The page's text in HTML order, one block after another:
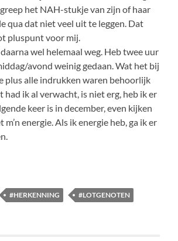
het NAH-stukje van zijn of haar
qua dat niet veel uit te leggen. Dat
pluspunt voor mij.
wel helemaal weg. Heb twee uur
avond weinig gedaan. Wat het bij
plus alle indrukken waren behoorlijk
had ik al verwacht, is niet erg, heb ik er
keer is in december, even kijken
m’n energie. Als ik energie heb, ga ik er
#HERKENNING
#LOTGENOTEN